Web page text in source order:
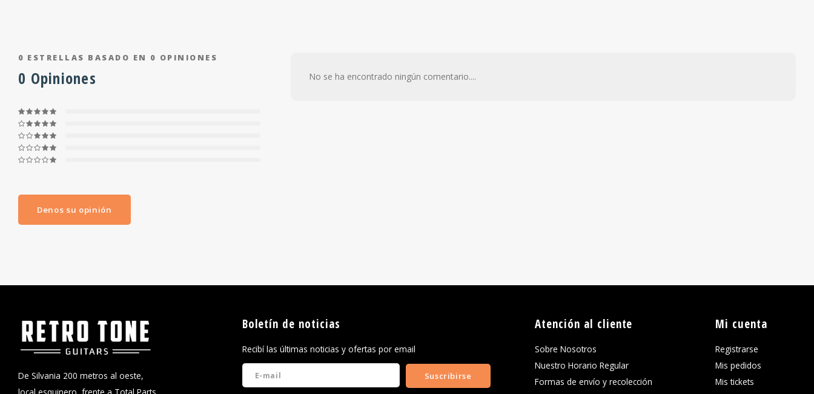
0 ESTRELLAS BASADO EN 0 OPINIONES
0 Opiniones
Denos su opinión
No se ha encontrado ningún comentario....
De Silvania 200 metros al oeste,
Boletín de noticias
Recibí las últimas noticias y ofertas por email
Suscribirse
Atención al cliente
Sobre Nosotros
Nuestro Horario Regular
Formas de envío y recolección
Mi cuenta
Registrarse
Mis pedidos
Mis tickets